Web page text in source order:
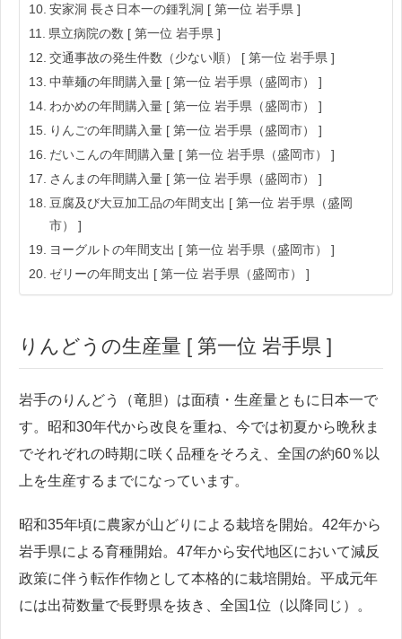
安家洞 長さ日本一の鍾乳洞 [ 第一位 岩手県 ]
県立病院の数 [ 第一位 岩手県 ]
交通事故の発生件数（少ない順） [ 第一位 岩手県 ]
中華麺の年間購入量 [ 第一位 岩手県（盛岡市） ]
わかめの年間購入量 [ 第一位 岩手県（盛岡市） ]
りんごの年間購入量 [ 第一位 岩手県（盛岡市） ]
だいこんの年間購入量 [ 第一位 岩手県（盛岡市） ]
さんまの年間購入量 [ 第一位 岩手県（盛岡市） ]
豆腐及び大豆加工品の年間支出 [ 第一位 岩手県（盛岡
市） ]
ヨーグルトの年間支出 [ 第一位 岩手県（盛岡市） ]
ゼリーの年間支出 [ 第一位 岩手県（盛岡市） ]
りんどうの生産量 [ 第一位 岩手県 ]
岩手のりんどう（竜胆）は面積・生産量ともに日本一で
す。昭和30年代から改良を重ね、今では初夏から晩秋ま
でそれぞれの時期に咲く品種をそろえ、全国の約60％以
上を生産するまでになっています。
昭和35年頃に農家が山どりによる栽培を開始。42年から
岩手県による育種開始。47年から安代地区において減反
政策に伴う転作作物として本格的に栽培開始。平成元年
には出荷数量で長野県を抜き、全国1位（以降同じ）。